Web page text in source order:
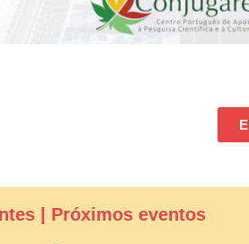
| Próximos eventos